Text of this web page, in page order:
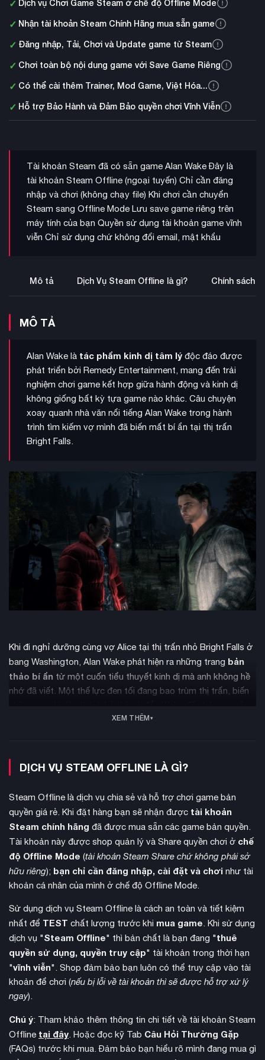
✓ Dịch vụ Chơi Game Steam ở chế độ Offline Mode
✓ Nhận tài khoản Steam Chính Hãng mua sẵn game
✓ Đăng nhập, Tải, Chơi và Update game từ Steam
✓ Chơi toàn bộ nội dung game với Save Game Riêng
✓ Có thể cài thêm Trainer, Mod Game, Việt Hóa...
✓ Hỗ trợ Bảo Hành và Đảm Bảo quyền chơi Vĩnh Viễn
Tài khoản Steam đã có sẵn game Alan Wake Đây là
tài khoản Steam Offline (ngoại tuyến) Chỉ cần đăng
nhập và chơi (không chạy file) Khi chơi cần chuyển
Steam sang Offline Mode Lưu save game riêng trên
máy tính của bạn Quyền sử dụng tài khoản game vĩnh
viễn Chỉ sử dụng chứ không đổi email, mật khẩu
Mô tả Dịch Vụ Steam Offline là gì? Chính sách
MÔ TẢ
Alan Wake là tác phẩm kinh dị tâm lý độc đáo được
phát triển bởi Remedy Entertainment, mang đến trải
nghiệm chơi game kết hợp giữa hành động và kinh dị
không giống bất kỳ tựa game nào khác. Câu chuyện
xoay quanh nhà văn nổi tiếng Alan Wake trong hành
trình tìm kiếm vợ mình đã biến mất bí ẩn tại thị trấn
Bright Falls.
Khi đi nghỉ dưỡng cùng vợ Alice tại thị trấn nhỏ Bright Falls ở
bang Washington, Alan Wake phát hiện ra những trang bản
thảo bí ẩn từ một cuốn tiểu thuyết kinh dị mà anh không hề
nhớ đã viết. Một thế lực đen tối đang bao trùm thị trấn, biến
Game được trình bày theophong cách series truyền hình
với 6 tập phim, mỗi tập kết thúc bằng những tình tiết gay
cấn và bất ngờ. Remedy Entertainment đã tạo ra một câu
chuyện nhiều lớp nghĩa sâu sắc với những nhân vật đầy tính
cách như Barry Wheeler – người đại diện đến từ New York và
cặp nhạc sĩ rock già nua mang đến những khoảnh khắc hài
hước.
XEM THÊM
DỊCH VỤ STEAM OFFLINE LÀ GÌ?
Steam Offline là dịch vụ chia sẻ và hỗ trợ chơi game bản
quyền giá rẻ. Khi đặt hàng bạn sẽ nhận được tài khoản
Steam chính hãng đã được mua sẵn các game bản quyền.
Tài khoản này được shop quản lý và Share quyền chơi ở chế
độ Offline Mode (tài khoản Steam Share chứ không phải sở
hữu riêng); bạn chỉ cần đăng nhập, cài đặt và chơi như tài
khoản cá nhân của mình ở chế độ Offline Mode.
Sử dụng dịch vụ Steam Offline là cách an toàn và tiết kiệm
nhất để TEST chất lượng trước khi mua game. Khi sử dụng
dịch vụ "Steam Offline" thì bản chất là bạn đang "thuê
quyền sử dụng, quyền truy cập" tài khoản trong thời hạn
"vĩnh viễn". Shop đảm bảo bạn luôn có thể truy cập vào tài
khoản để chơi (nếu bị lỗi về tài khoản thì sẽ được hỗ trợ xử lý
ngay).
Chú ý: Tham khảo thêm thông tin chi tiết về tài khoản Steam
Offline tại đây. Hoặc đọc kỹ Tab Câu Hỏi Thường Gặp
(FAQs) trước khi mua. Đảm bảo bạn hiểu rõ mình đang mua gì